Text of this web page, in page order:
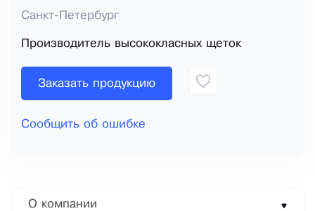
Санкт-Петербург
Производитель высококласных щеток
Заказать продукцию
Сообщить об ошибке
О компании